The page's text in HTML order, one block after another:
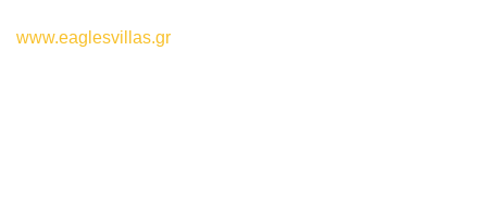
www.eaglesvillas.gr